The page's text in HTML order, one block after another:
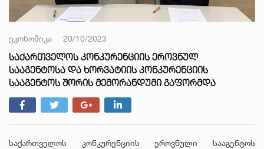
ეკონომიკა 20/10/2023
ᲡᲐᲥᲐᲠᲗᲕᲔᲚᲝᲡ ᲙᲝᲜᲙᲣᲠᲔᲜᲪᲘᲘᲡ ᲔᲠᲝᲕᲜᲣᲚ
ᲡᲐᲐᲒᲔᲜᲢᲝᲡᲐ ᲓᲐ ᲮᲝᲠᲕᲐᲢᲘᲘᲡ ᲙᲝᲜᲙᲣᲠᲔᲜᲪᲘᲘᲡ
ᲡᲐᲐᲒᲔᲜᲢᲝᲡ ᲨᲝᲠᲘᲡ ᲛᲔᲛᲝᲠᲐᲜᲓᲣᲛᲘ ᲒᲐᲤᲝᲠᲛᲓᲐ
საქართველოს კონკურენციის ეროვნული სააგენტოს